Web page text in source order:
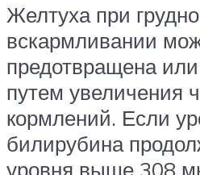
Желтуха при
вскармливании
предотвращена
путем увеличения
кормлений. Если
билирубина
уровня выше 308